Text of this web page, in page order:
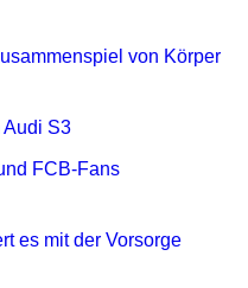
von Körper
Audi S3
FCB-Fans
es mit der Vorsorge